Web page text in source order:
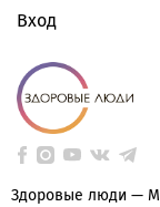
Вход
Здоровые люди —